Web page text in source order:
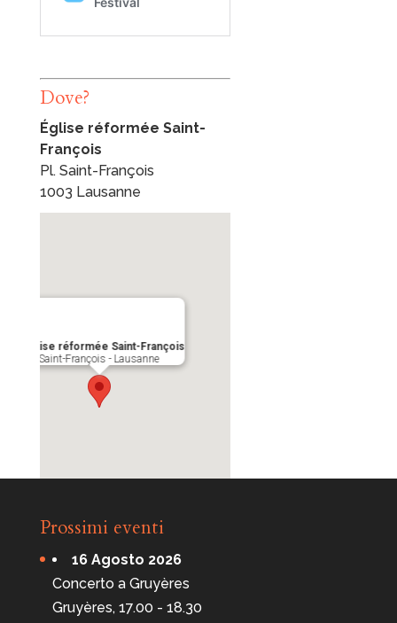
Dove?
Église réformée Saint-
François
Pl. Saint-François
1003 Lausanne
Église réformée Saint-François
Pl. Saint-François - Lausanne
Prossimi eventi
16 Agosto 2026
Concerto a Gruyères
Gruyères, 17.00 - 18.30